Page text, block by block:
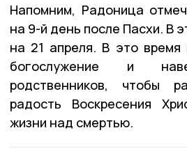
Напомним, Радоница
на 9-й день после Пасхи. В
на 21 апреля. В это время
богослужение и
родственников, чтобы
радость Воскресения
жизни над смертью.